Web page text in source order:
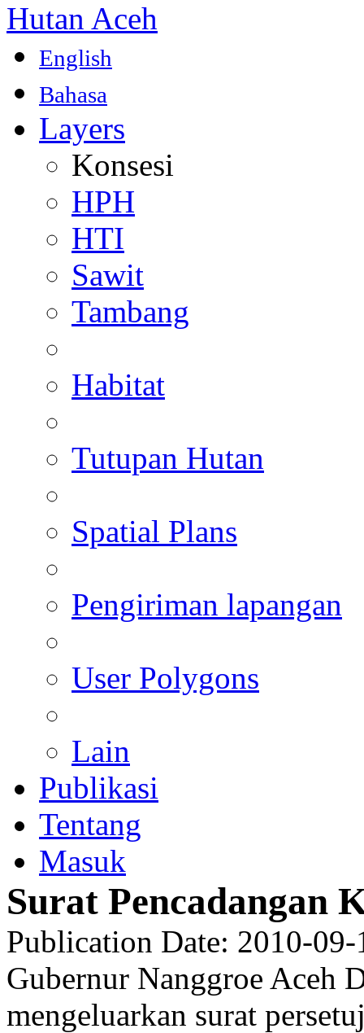
Hutan Aceh
English
Bahasa
Layers
Konsesi
HPH
HTI
Sawit
Tambang
Habitat
Tutupan Hutan
Spatial Plans
Pengiriman lapangan
User Polygons
Lain
Publikasi
Tentang
Masuk
Surat Pencadangan
Publication Date: 2010-09-
Gubernur Nanggroe Aceh
mengeluarkan surat